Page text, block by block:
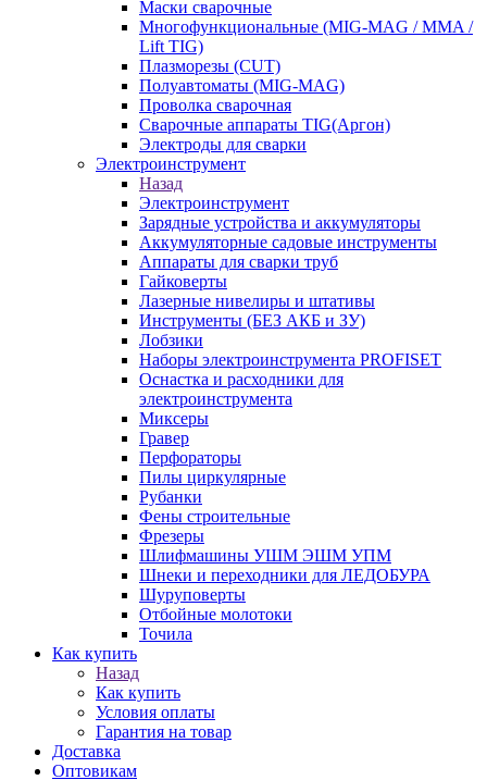
Маски сварочные
Многофункциональные (MIG-MAG / MMA /
Lift TIG)
Плазморезы (CUT)
Полуавтоматы (МIG-MAG)
Проволка сварочная
Сварочные аппараты TIG(Аргон)
Электроды для сварки
Электроинструмент
Назад
Электроинструмент
Зарядные устройства и аккумуляторы
Аккумуляторные садовые инструменты
Аппараты для сварки труб
Гайковерты
Лазерные нивелиры и штативы
Инструменты (БЕЗ АКБ и ЗУ)
Лобзики
Наборы электроинструмента PROFISET
Оснастка и расходники для
электроинструмента
Миксеры
Гравер
Перфораторы
Пилы циркулярные
Рубанки
Фены строительные
Фрезеры
Шлифмашины УШМ ЭШМ УПМ
Шнеки и переходники для ЛЕДОБУРА
Шуруповерты
Отбойные молотоки
Точила
Как купить
Назад
Как купить
Условия оплаты
Гарантия на товар
Доставка
Оптовикам